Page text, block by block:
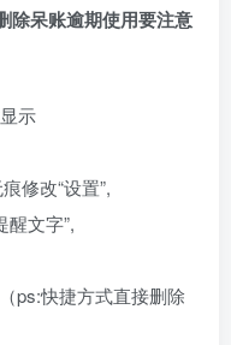
除呆账逾期使用要注意
示
改“设置”,
文字”,
快捷方式直接删除